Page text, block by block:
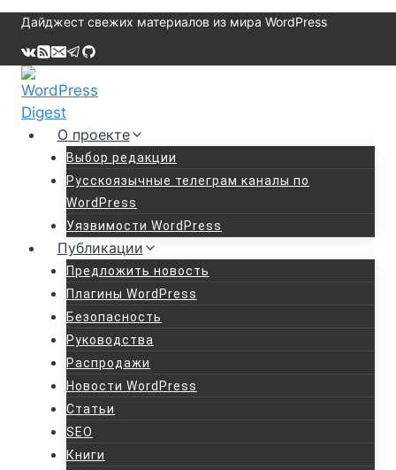
Перейти
содержимому
Дайджест свежих материалов из мира WordPress
О проекте
Выбор редакции
Русскоязычные телеграм каналы по
WordPress
Уязвимости WordPress
Публикации
Предложить новость
Плагины WordPress
Безопасность
Руководства
Распродажи
Новости WordPress
Статьи
SEO
Книги